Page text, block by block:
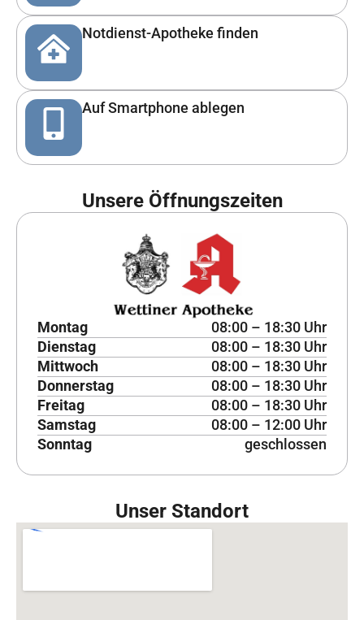
Notdienst-Apotheke finden
Auf Smartphone ablegen
Unsere Öffnungszeiten
Montag
08:00 – 18:30 Uhr
Dienstag
08:00 – 18:30 Uhr
Mittwoch
08:00 – 18:30 Uhr
Donnerstag
08:00 – 18:30 Uhr
Freitag
08:00 – 18:30 Uhr
Samstag
08:00 – 12:00 Uhr
Sonntag
geschlossen
Unser Standort